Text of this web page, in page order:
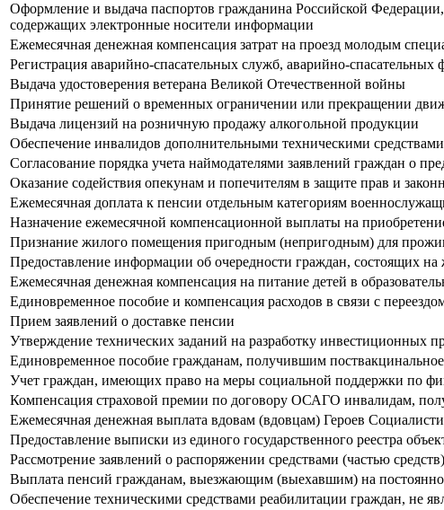
Оформление и выдача паспортов гражданина Российской
содержащих электронные носители информации
Ежемесячная денежная компенсация затрат на проезд молодым
Регистрация аварийно-спасательных служб, аварийно-спасательных
Выдача удостоверения ветерана Великой Отечественной войны
Принятие решений о временных ограничении или прекращении
Выдача лицензий на розничную продажу алкогольной продукции
Обеспечение инвалидов дополнительными техническими
Согласование порядка учета наймодателями заявлений граждан о
Оказание содействия опекунам и попечителям в защите прав и
Ежемесячная доплата к пенсии отдельным категориям
Назначение ежемесячной компенсационной выплаты на
Признание жилого помещения пригодным (непригодным) для
Предоставление информации об очередности граждан, состоящих
Ежемесячная денежная компенсация на питание детей в
Единовременное пособие и компенсация расходов в связи с
Прием заявлений о доставке пенсии
Утверждение технических заданий на разработку инвестиционных
Единовременное пособие гражданам, получившим
Учет граждан, имеющих право на меры социальной поддержки по
Компенсация страховой премии по договору ОСАГО инвалидам,
Ежемесячная денежная выплата вдовам (вдовцам) Героев
Предоставление выписки из единого государственного реестра
Рассмотрение заявлений о распоряжении средствами (частью
Выплата пенсий гражданам, выезжающим (выехавшим) на
Обеспечение техническими средствами реабилитации граждан, не